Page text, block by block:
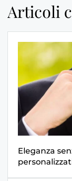
Articoli
Eleganza